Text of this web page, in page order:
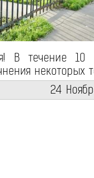
В течение 10
некоторых
24